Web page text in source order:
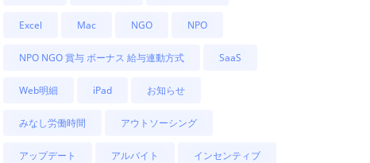
Excel Mac NGO NPO
NPO NGO 賞与 ボーナス 給与連動方式 SaaS
Web明細 iPad お知らせ
みなし労働時間 アウトソーシング
アップデート アルバイト インセンティブ